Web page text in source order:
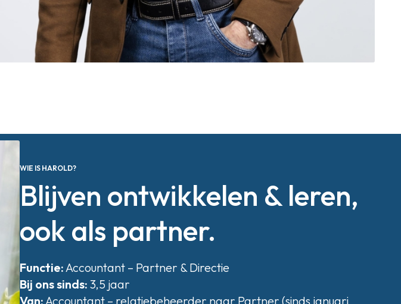
WIE IS HAROLD?
Blijven ontwikkelen & leren,
ook als partner.
Functie: Accountant – Partner & Directie
Bij ons sinds: 3,5 jaar
Van: Accountant – relatiebeheerder naar Partner (sinds januari